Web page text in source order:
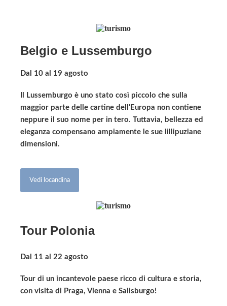
Belgio e Lussemburgo
Dal 10 al 19 agosto
Il Lussemburgo è uno stato così piccolo che sulla
maggior parte delle cartine dell'Europa non contiene
neppure il suo nome per in tero. Tuttavia, bellezza ed
eleganza compensano ampiamente le sue lillipuziane
dimensioni.
Vedi locandina
Tour Polonia
Dal 11 al 22 agosto
Tour di un incantevole paese ricco di cultura e storia,
con visita di Praga, Vienna e Salisburgo!